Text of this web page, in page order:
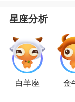
感，全心全意的
处女座
：
单身的处女
你的姻缘带来
星座分析
白羊座 金